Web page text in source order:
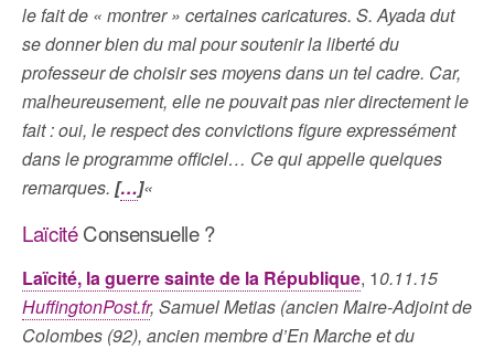
le fait de « montrer » certaines caricatures. S. Ayada dut
se donner bien du mal pour soutenir la liberté du
professeur de choisir ses moyens dans un tel cadre. Car,
malheureusement, elle ne pouvait pas nier directement le
fait : oui, le respect des convictions figure expressément
dans le programme officiel… Ce qui appelle quelques
remarques. […]«
LaïcitéConsensuelle ?
Laïcité, la guerre sainte de la République, 10.11.15
HuffingtonPost.fr, Samuel Metias (ancien Maire-Adjoint de
Colombes (92), ancien membre d’En Marche et du